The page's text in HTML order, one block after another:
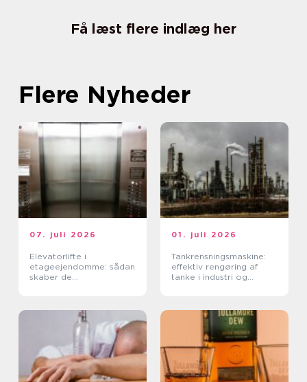
Få læst flere indlæg her
Flere Nyheder
07. juli 2026
Elevatorlifte i
etageejendomme: sådan
skaber de
01. juli 2026
Tankrensningsmaskine:
effektiv rengøring af
tanke i industri og